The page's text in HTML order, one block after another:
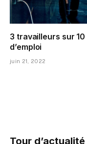
3 travailleurs sur
d’emploi
juin 21, 2022
Tour d’actualité